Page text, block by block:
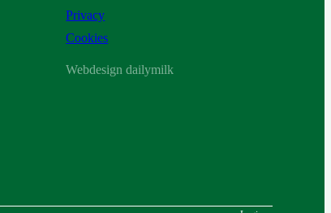
Privacy
Cookies
Webdesign dailymilk